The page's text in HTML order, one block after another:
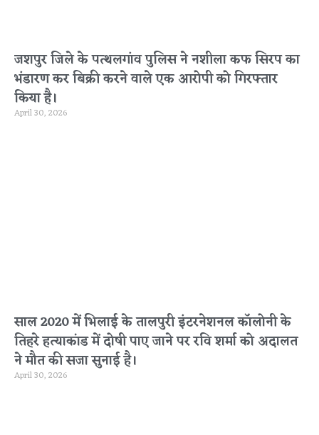
जशपुर जिले के पत्थलगांव पुलिस ने नशीला कफ सिरप का
भंडारण कर बिक्री करने वाले एक आरोपी को गिरफ्तार
किया है।
April 30, 2026
साल 2020 में भिलाई के तालपुरी इंटरनेशनल कॉलोनी के
तिहरे हत्याकांड में दोषी पाए जाने पर रवि शर्मा को अदालत
ने मौत की सजा सुनाई है।
April 30, 2026